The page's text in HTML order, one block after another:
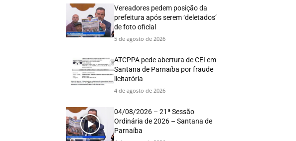
Vereadores pedem posição da
prefeitura após serem ‘deletados’
de foto oficial
5 de agosto de 2026
ATCPPA pede abertura de CEI em
Santana de Parnaíba por fraude
licitatória
4 de agosto de 2026
04/08/2026 – 21ª Sessão
Ordinária de 2026 – Santana de
Parnaíba